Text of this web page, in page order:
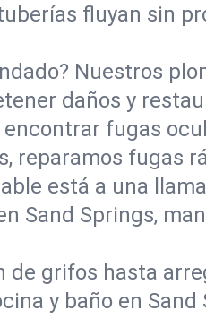
fluyan sin
Nuestros
daños y
fugas
reparamos fugas
está a una
Sand Springs,
grifos hasta
y baño en